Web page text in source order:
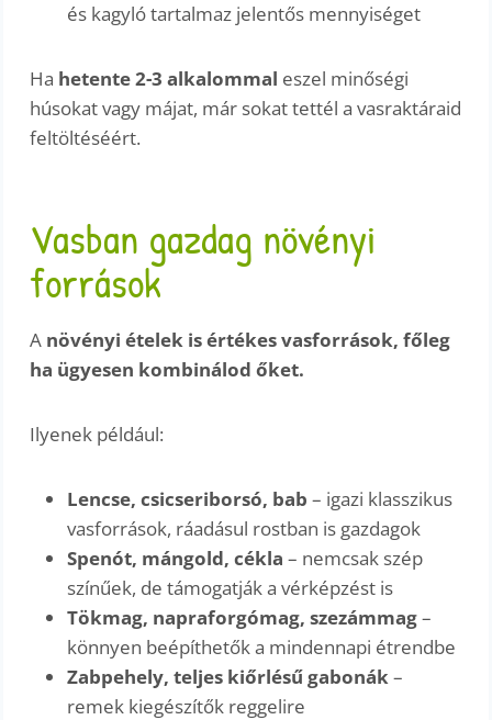
és kagyló tartalmaz jelentős mennyiséget
Ha hetente 2-3 alkalommal eszel minőségi
húsokat vagy májat, már sokat tettél a vasraktáraid
feltöltéséért.
Vasban gazdag növényi
források
A növényi ételek is értékes vasforrások, főleg
ha ügyesen kombinálod őket.
Ilyenek például:
Lencse, csicseriborsó, bab – igazi klasszikus
vasforrások, ráadásul rostban is gazdagok
Spenót, mángold, cékla – nemcsak szép
színűek, de támogatják a vérképzést is
Tökmag, napraforgómag, szezámmag–
könnyen beépíthetők a mindennapi étrendbe
Zabpehely, teljes kiőrlésű gabonák–
remek kiegészítők reggelire